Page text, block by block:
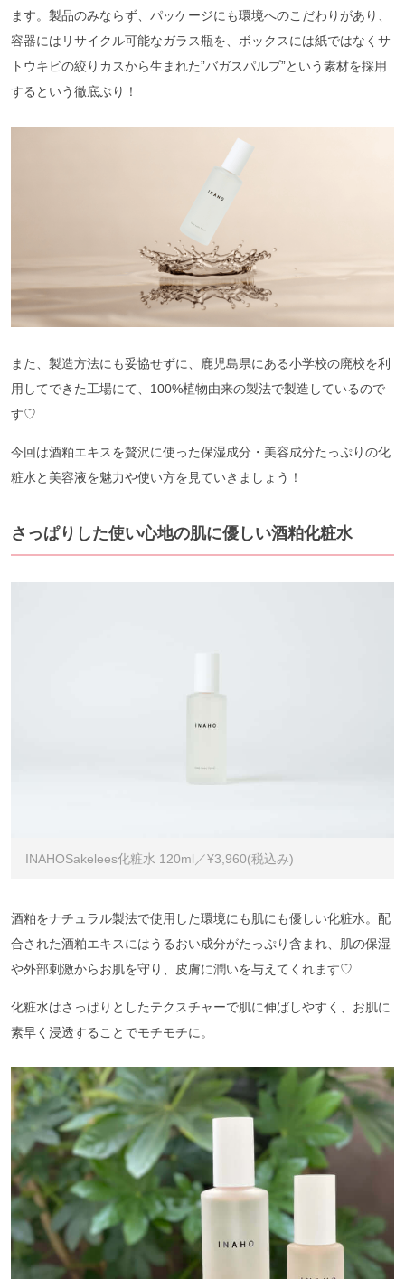
ます。製品のみならず、パッケージにも環境へのこだわりがあり、
容器にはリサイクル可能なガラス瓶を、ボックスには紙ではなくサ
トウキビの絞りカスから生まれた”バガスパルプ”という素材を採用
するという徹底ぶり！
また、製造方法にも妥協せずに、鹿児島県にある小学校の廃校を利
用してできた工場にて、100%植物由来の製法で製造しているので
す♡
今回は酒粕エキスを贅沢に使った保湿成分・美容成分たっぷりの化
粧水と美容液を魅力や使い方を見ていきましょう！
さっぱりした使い心地の肌に優しい酒粕化粧水
INAHOSakelees化粧水 120ml／¥3,960(税込み)
酒粕をナチュラル製法で使用した環境にも肌にも優しい化粧水。配
合された酒粕エキスにはうるおい成分がたっぷり含まれ、肌の保湿
や外部刺激からお肌を守り、皮膚に潤いを与えてくれます♡
化粧水はさっぱりとしたテクスチャーで肌に伸ばしやすく、お肌に
素早く浸透することでモチモチに。